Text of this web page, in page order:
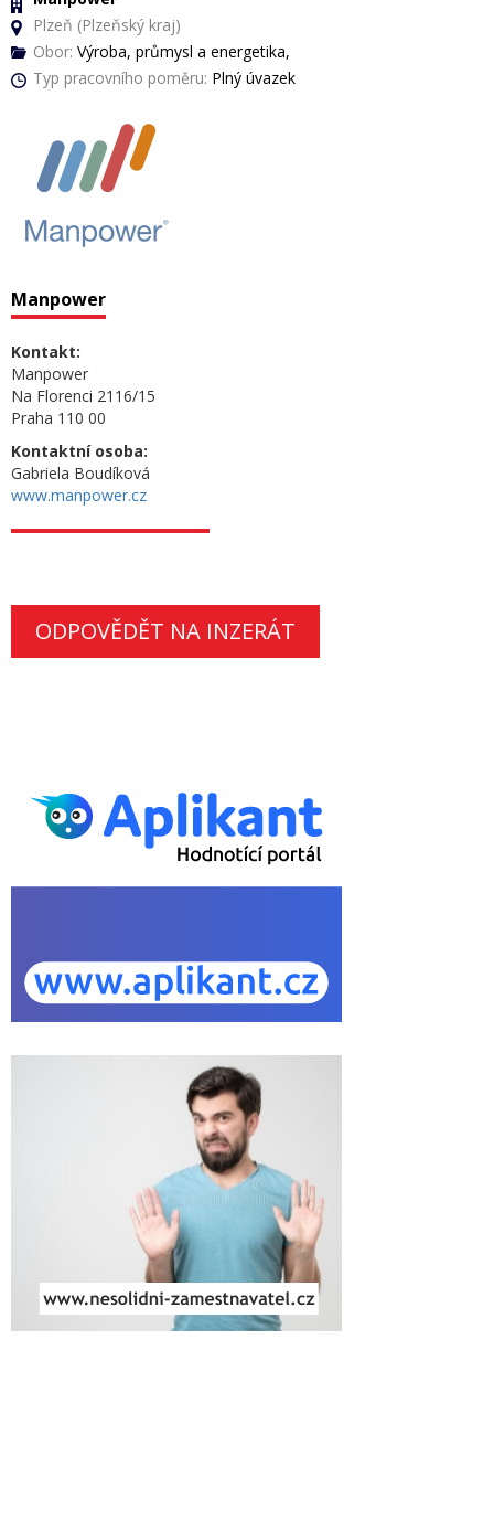
Plzeň (Plzeňský kraj)
Obor: Výroba, průmysl a energetika,
Typ pracovního poměru: Plný úvazek
Manpower
Kontakt:
Manpower
Na Florenci 2116/15
Praha 110 00
Kontaktní osoba:
Gabriela Boudíková
www.manpower.cz
ODPOVĚDĚT NA INZERÁT